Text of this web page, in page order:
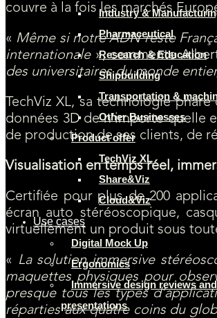
Industry &
Pharmaceutical
Research & Education
Shipbuilding
Transportation &
Other Businesses
Product offer
TechViz XL
Share&Viz
Cloud&Viz
Use cases
Digital Mock Up
Ergonomics
Immersive design reviews and
presentations
couvre à la fois les marchés
« Même si notre ADN reste
internationale », commente
des universitaires du monde
TechViz XL, sa technologie
données 3D de n’importe quelle
de production de ses clients, de
Visualisation en temps réel,
Certifiée pour plus de 200
écran auto stéréoscopique,
virtuellement un produit sous
« La solution immersive
maquettes physiques pour
presque tous les types
réparties aux quatre coins du